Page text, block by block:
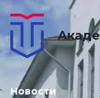
Новости